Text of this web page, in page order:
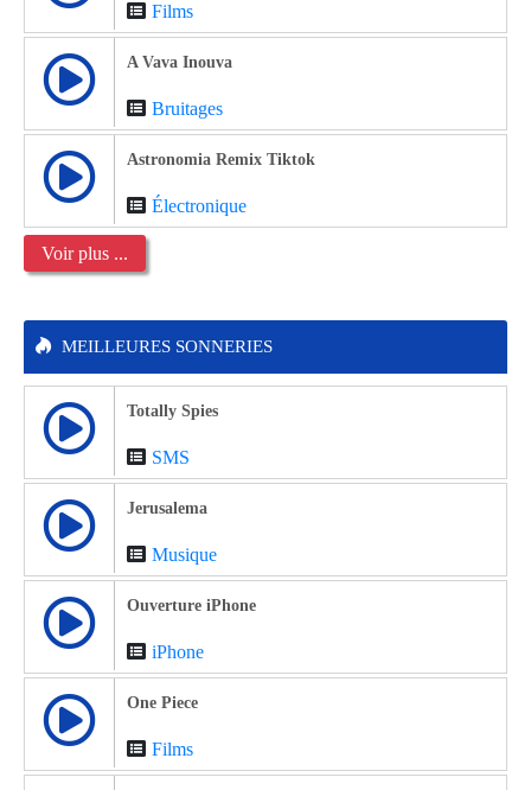
Films
A Vava Inouva
Bruitages
Astronomia Remix Tiktok
Électronique
Voir plus ...
MEILLEURES SONNERIES
Totally Spies
SMS
Jerusalema
Musique
Ouverture iPhone
iPhone
One Piece
Films